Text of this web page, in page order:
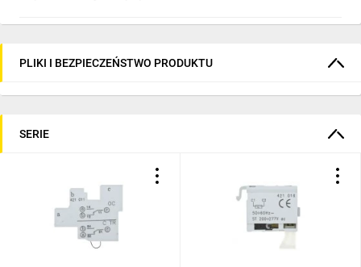
PLIKI I BEZPIECZEŃSTWO PRODUKTU
SERIE